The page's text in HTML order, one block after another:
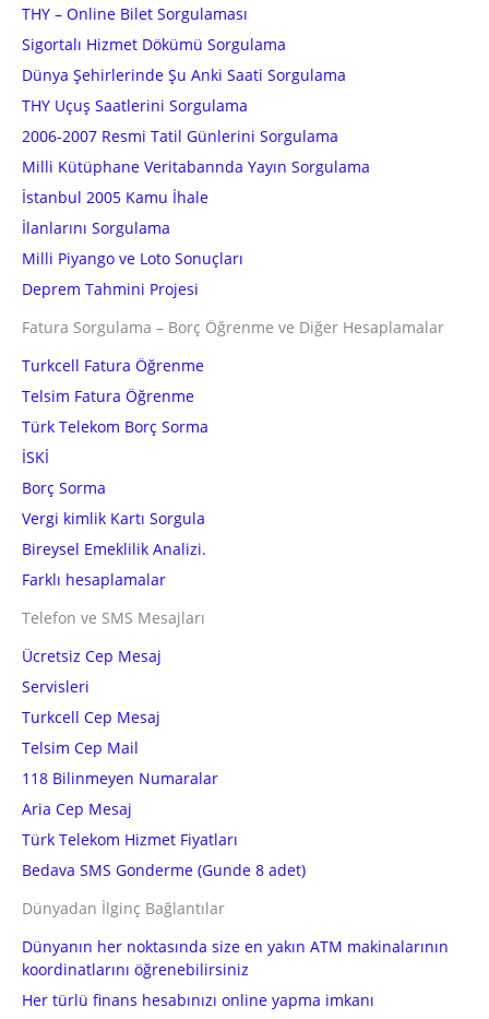
THY – Online Bilet Sorgulaması
Sigortalı Hizmet Dökümü Sorgulama
Dünya Şehirlerinde Şu Anki Saati Sorgulama
THY Uçuş Saatlerini Sorgulama
2006-2007 Resmi Tatil Günlerini Sorgulama
Milli Kütüphane Veritabannda Yayın Sorgulama
İstanbul 2005 Kamu İhale
İlanlarını Sorgulama
Milli Piyango ve Loto Sonuçları
Deprem Tahmini Projesi
Fatura Sorgulama – Borç Öğrenme ve Diğer Hesaplamalar
Turkcell Fatura Öğrenme
Telsim Fatura Öğrenme
Türk Telekom Borç Sorma
İSKİ
Borç Sorma
Vergi kimlik Kartı Sorgula
Bireysel Emeklilik Analizi.
Farklı hesaplamalar
Telefon ve SMS Mesajları
Ücretsiz Cep Mesaj
Servisleri
Turkcell Cep Mesaj
Telsim Cep Mail
118 Bilinmeyen Numaralar
Aria Cep Mesaj
Türk Telekom Hizmet Fiyatları
Bedava SMS Gonderme (Gunde 8 adet)
Dünyadan İlginç Bağlantılar
Dünyanın her noktasında size en yakın ATM makinalarının
koordinatlarını öğrenebilirsiniz
Her türlü finans hesabınızı online yapma imkanı